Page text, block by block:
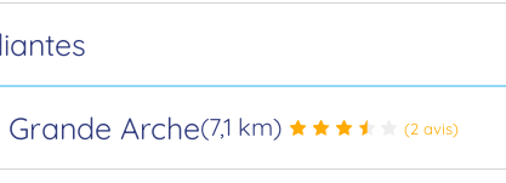
Grande Arche(7,1 km) (2 avis)